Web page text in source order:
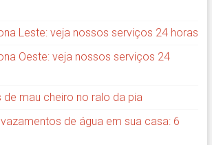
Leste: veja nossos serviços 24 horas
Oeste: veja nossos serviços 24
de mau cheiro no ralo da pia
de água em sua casa: 6